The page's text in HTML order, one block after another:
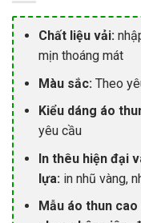
Chất liệu vải:
mịn thoáng mát
Màu sắc: Theo
Kiểu dáng áo
yêu cầu
In thêu hiện đại
lựa: in nhũ vàng,
Mẫu áo thun